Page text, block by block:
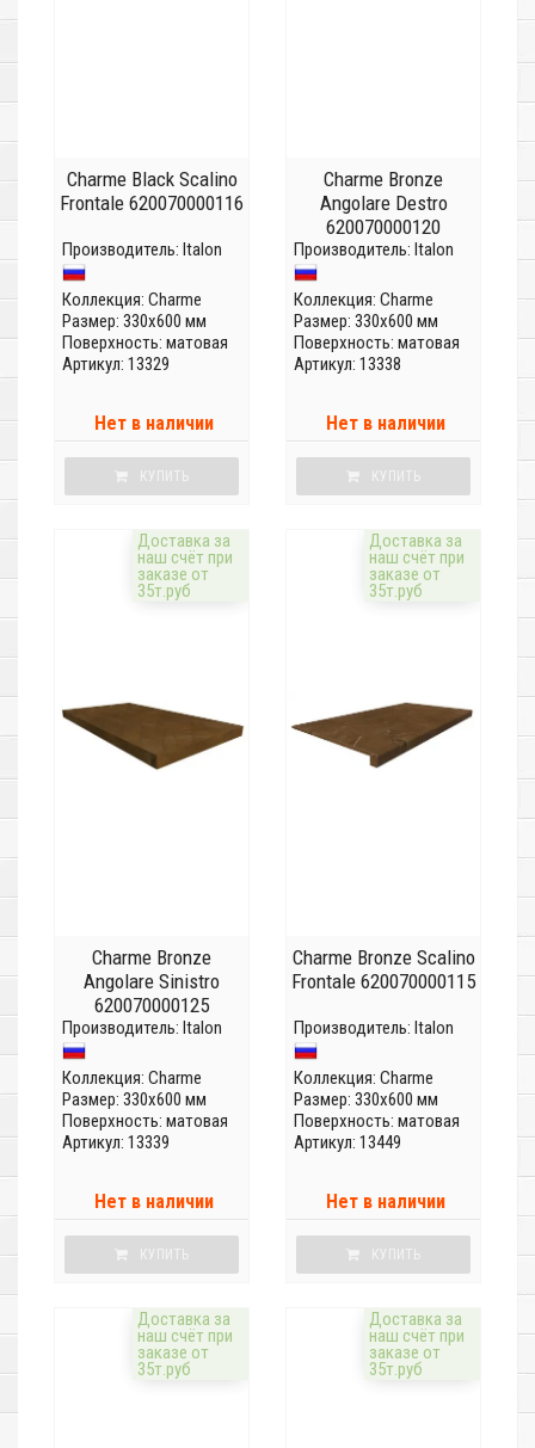
Charme Black Scalino
Frontale 620070000116
Производитель: Italon
Коллекция: Charme
Размер: 330x600 мм
Поверхность: матовая
Артикул: 13329
Нет в наличии
КУПИТЬ
Charme Bronze
Angolare Destro
620070000120
Производитель: Italon
Коллекция: Charme
Размер: 330x600 мм
Поверхность: матовая
Артикул: 13338
Нет в наличии
КУПИТЬ
Доставка за
наш счёт при
заказе от
35т.руб
Charme Bronze
Angolare Sinistro
620070000125
Производитель: Italon
Коллекция: Charme
Размер: 330x600 мм
Поверхность: матовая
Артикул: 13339
Нет в наличии
КУПИТЬ
Доставка за
наш счёт при
заказе от
35т.руб
Charme Bronze Scalino
Frontale 620070000115
Производитель: Italon
Коллекция: Charme
Размер: 330x600 мм
Поверхность: матовая
Артикул: 13449
Нет в наличии
КУПИТЬ
Доставка за
наш счёт при
заказе от
35т.руб
Доставка за
наш счёт при
заказе от
35т.руб